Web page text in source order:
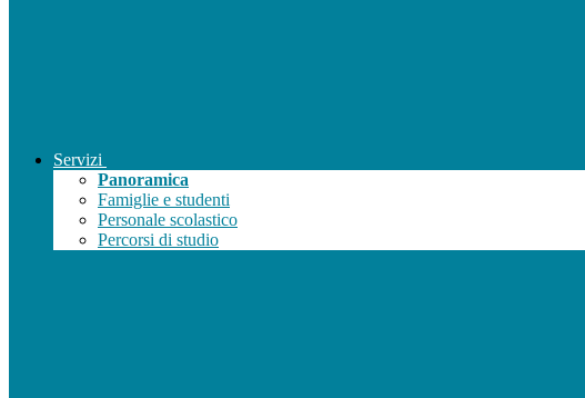
Servizi
Panoramica
Famiglie e studenti
Personale scolastico
Percorsi di studio